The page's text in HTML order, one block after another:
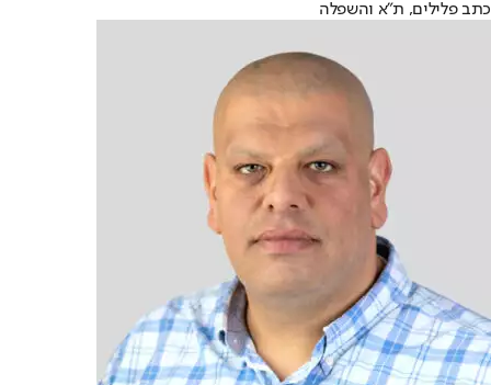
כתב פלילים, ת"א והשפלה